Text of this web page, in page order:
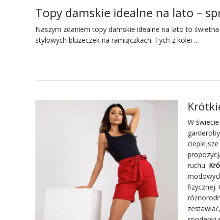
Topy damskie idealne na lato –
Naszym zdaniem topy damskie idealne na lato to
stylowych bluzeczek na ramiączkach. Tych z kolei …
W
ruchu.
fizycznej.